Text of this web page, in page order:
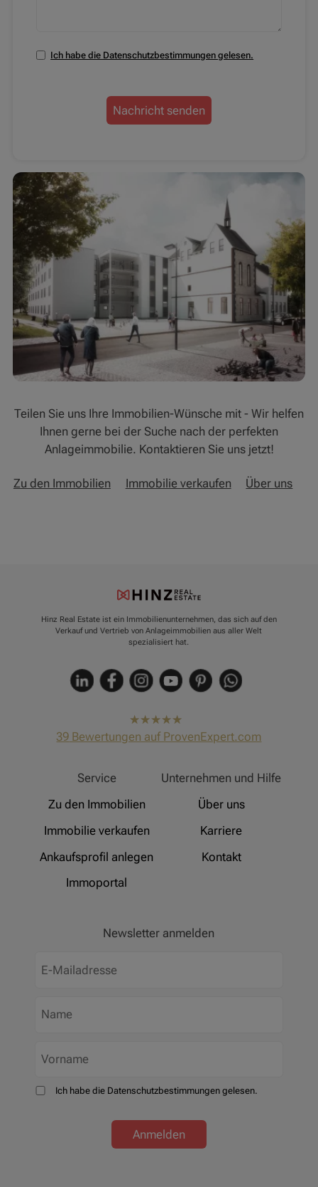
Ich habe die Datenschutzbestimmungen gelesen.
Nachricht senden
Teilen Sie uns Ihre Immobilien-Wünsche mit - Wir helfen
Ihnen gerne bei der Suche nach der perfekten
Anlageimmobilie. Kontaktieren Sie uns jetzt!
Zu den Immobilien Immobilie verkaufen Über uns
Hinz Real Estate ist ein Immobilienunternehmen, das sich auf den
Verkauf und Vertrieb von Anlageimmobilien aus aller Welt
spezialisiert hat.
hat4,91
von5
39 Bewertungen auf ProvenExpert.com
Service
Zu den Immobilien
Immobilie verkaufen
Ankaufsprofil anlegen
Immoportal
Unternehmen und Hilfe
Über uns
Karriere
Kontakt
Newsletter anmelden
Ich habe die Datenschutzbestimmungen gelesen.
Anmelden